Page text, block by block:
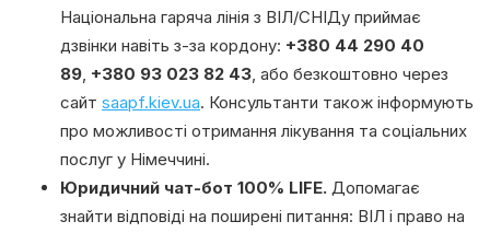
Національна гаряча лінія з ВІЛ/СНІДу приймає
дзвінки навіть з-за кордону: +380 44 290 40
89 +380 93 023 82 43 , або безкоштовно через
сайт saapf.kiev.ua. Консультанти також інформують
про можливості отримання лікування та соціальних
послуг у Німеччині.
Юридичний чат-бот 100% LIFE. Допомагає
знайти відповіді на поширені питання: ВІЛ і право на